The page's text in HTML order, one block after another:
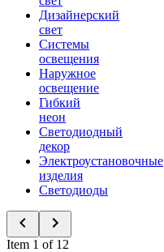
Дизайнерский
свет
Системы
освещения
Наружное
освещение
Гибкий
неон
Светодиодный
декор
Электроустановочные
изделия
Светодиоды
Item 1 of 12